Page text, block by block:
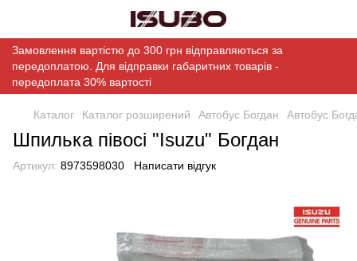
Замовлення вартістю до 300 грн відправляються за
передоплатою. Для відправки габаритних товарів -
передоплата 30% вартості
Каталог Каталог розширений Автобус Богдан Автобус
Шпилька півосі "Isuzu" Богдан
Артикул: 8973598030 Написати відгук